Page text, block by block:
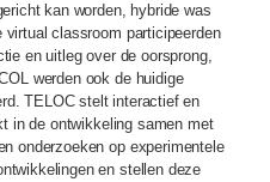
kan worden, hybride was
classroom participeerden
en uitleg over de oorsprong,
werden ook de huidige
TELOC stelt interactief en
in de ontwikkeling samen met
onderzoeken op experimentele
en stellen deze